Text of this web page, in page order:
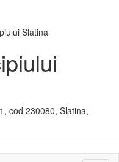
cod 230080, Slatina,